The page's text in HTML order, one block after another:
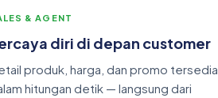
& AGENT
diri di depan customer
produk, harga, dan promo tersedia
hitungan detik — langsung dari